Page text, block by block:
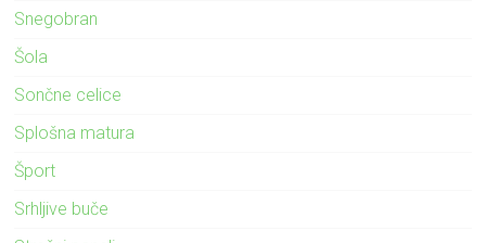
Snegobran
Šola
Sončne celice
Splošna matura
Šport
Srhljive buče